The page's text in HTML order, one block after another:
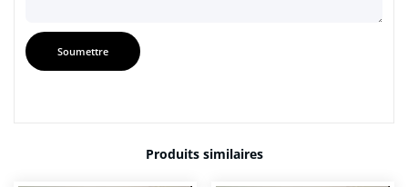
Produits similaires